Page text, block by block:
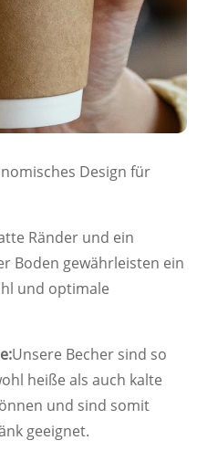
Design für
Ränder und ein
Boden gewährleisten ein
und optimale
Unsere Becher sind so
heiße als auch kalte
und sind somit
geeignet.